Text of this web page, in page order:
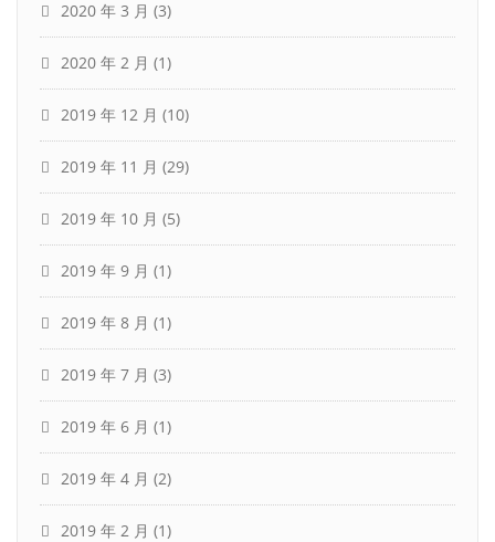
2020 年 3 月 (3)
2020 年 2 月 (1)
2019 年 12 月 (10)
2019 年 11 月 (29)
2019 年 10 月 (5)
2019 年 9 月 (1)
2019 年 8 月 (1)
2019 年 7 月 (3)
2019 年 6 月 (1)
2019 年 4 月 (2)
2019 年 2 月 (1)